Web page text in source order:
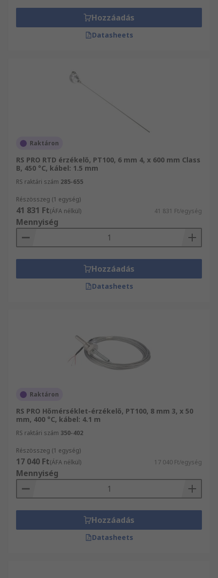
Hozzáadás
Datasheets
Raktáron
RS PRO RTD érzékelő, PT100, 6 mm 4, x 600 mm Class
B, 450 °C, kábel: 1.5 mm
RS raktári szám 285-655
Részösszeg (1 egység)
41 831 Ft(ÁFA nélkül) 41 831 Ft/egység
Mennyiség
Hozzáadás
Datasheets
Raktáron
RS PRO Hőmérséklet-érzékelő, PT100, 8 mm 3, x 50
mm, 400 °C, kábel: 4.1 m
RS raktári szám 350-402
Részösszeg (1 egység)
17 040 Ft(ÁFA nélkül) 17 040 Ft/egység
Mennyiség
Hozzáadás
Datasheets